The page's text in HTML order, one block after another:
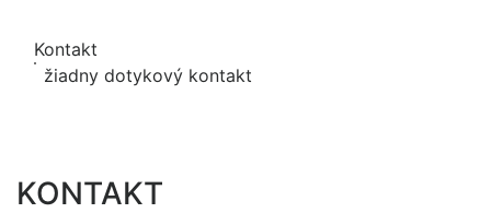
Kontakt
žiadny dotykový kontakt
KONTAKT